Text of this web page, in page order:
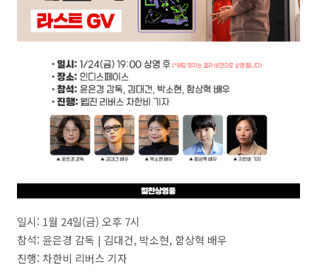
일시: 1월 24일(금) 오후 7시
참석: 윤은경 감독 | 김대건, 박소현, 함상혁 배우
진행: 차한비 리버스 기자